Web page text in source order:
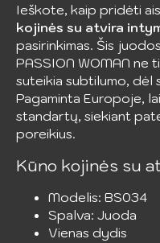
Ieškote, kaip pridėti
kojinės su atvira
pasirinkimas. Šis
PASSION WOMAN
suteikia subtilumo, dėl
Pagaminta Europoje,
standartų, siekiant
poreikius.
Kūno kojinės su
Modelis: BS034
Spalva: Juoda
Vienas dydis